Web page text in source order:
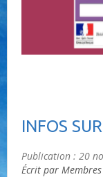
INFOS
Publication : 20
Écrit par